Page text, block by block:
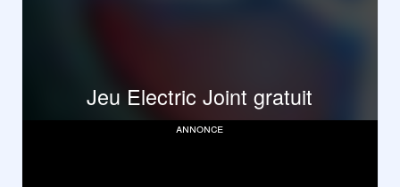
Jeu Electric Joint gratuit
annonce